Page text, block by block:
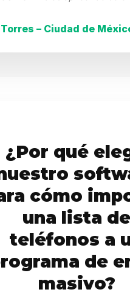
– Ciudad de
¿Por qué
cómo
una lista de
teléfonos a
de
masivo?